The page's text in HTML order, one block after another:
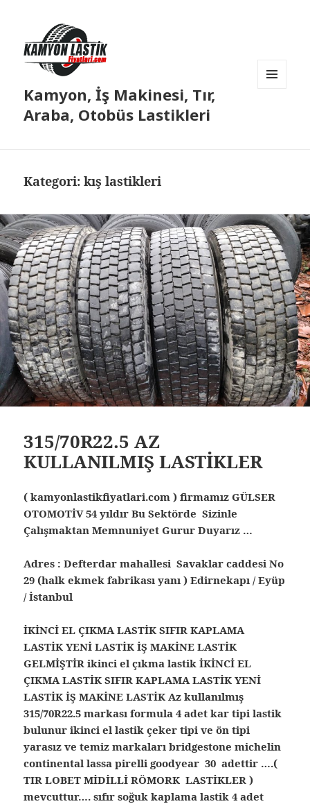
Kamyon, İş Makinesi, Tır,
Araba, Otobüs Lastikleri
Kategori:kış lastikleri
315/70R22.5 AZ
KULLANILMIŞ LASTİKLER
( kamyonlastikfiyatlari.com ) firmamız GÜLSER
OTOMOTİV 54 yıldır Bu Sektörde Sizinle
Çalışmaktan Memnuniyet Gurur Duyarız …
Adres : Defterdar mahallesi Savaklar caddesi No
29 (halk ekmek fabrikası yanı ) Edirnekapı / Eyüp
/ İstanbul
İKİNCİ EL ÇIKMA LASTİK SIFIR KAPLAMA
LASTİK YENİ LASTİK İŞ MAKİNE LASTİK
GELMİŞTİR ikinci el çıkma lastik İKİNCİ EL
ÇIKMA LASTİK SIFIR KAPLAMA LASTİK YENİ
LASTİK İŞ MAKİNE LASTİK Az kullanılmış
315/70R22.5 markası formula 4 adet kar tipi lastik
bulunur ikinci el lastik çeker tipi ve ön tipi
yarasız ve temiz markaları bridgestone michelin
continental lassa pirelli goodyear 30 adettir ….(
TIR LOBET MİDİLLİ RÖMORK LASTİKLER )
mevcuttur…. sıfır soğuk kaplama lastik 4 adet